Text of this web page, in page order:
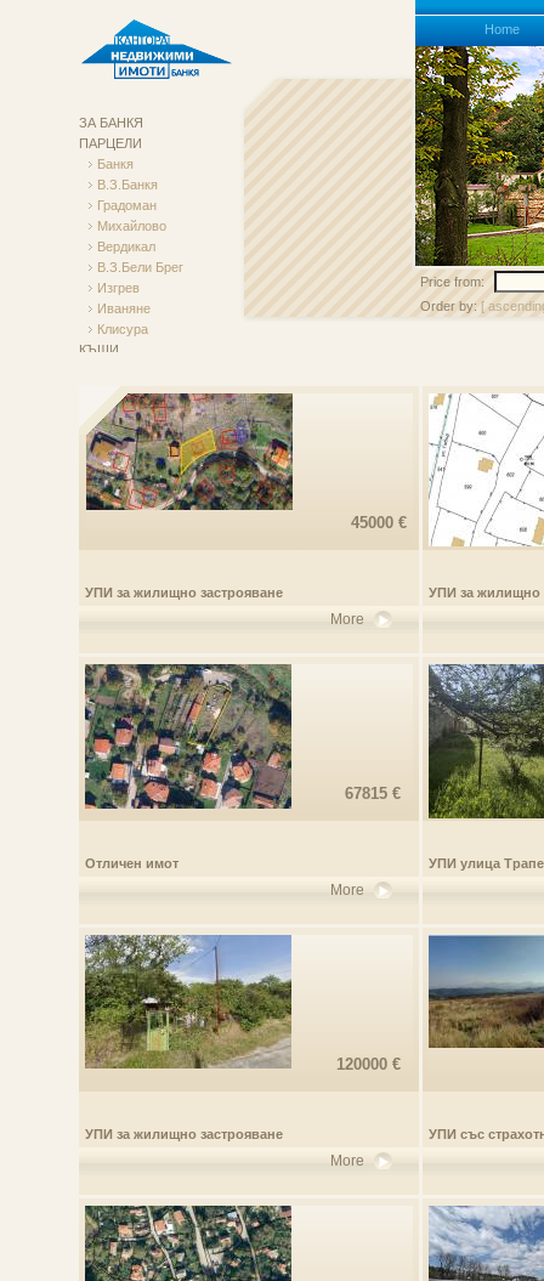
ЗА БАНКЯ
ПАРЦЕЛИ
Банкя
В.з.Банкя
Градоман
Михайлово
Вердикал
В.з.Бели Брег
Изгрев
Иваняне
Клисура
КЪЩИ
Търговски Обекти
НАЕМИ
Homе
Price from:
Order by: [
45000 €
УПИ за жилищно застрояване
More
УПИ за жилищно
67815 €
Отличен имот
More
УПИ улица
120000 €
УПИ за жилищно застрояване
More
УПИ със